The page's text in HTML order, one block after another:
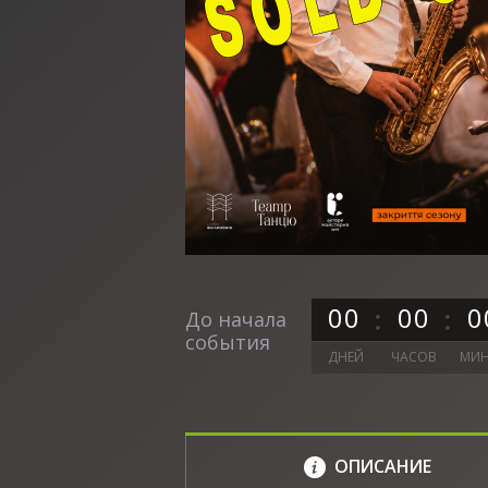
До начала
события
00 00 0
ДНЕЙ ЧАСОВ
ОПИСАНИЕ